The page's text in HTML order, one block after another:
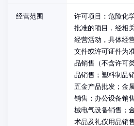
经营范围
许可项目：危险化
批准的项目，经相
经营活动，具体经
文件或许可证件为
品销售（不含许可
品销售；塑料制品
五金产品批发；金
销售；办公设备销
械电气设备销售；
术品及礼仪用品销